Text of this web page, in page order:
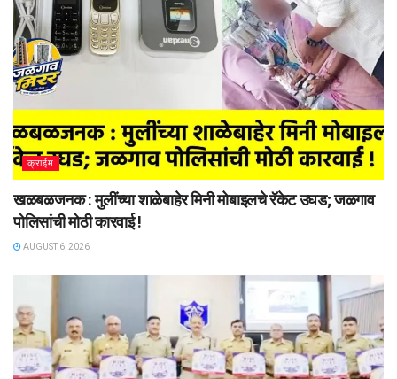
क्राईम
खळबळजनक : मुलींच्या शाळेबाहेर मिनी मोबाइलचे रॅकेट उघड; जळगाव
पोलिसांची मोठी कारवाई !
AUGUST 6, 2026